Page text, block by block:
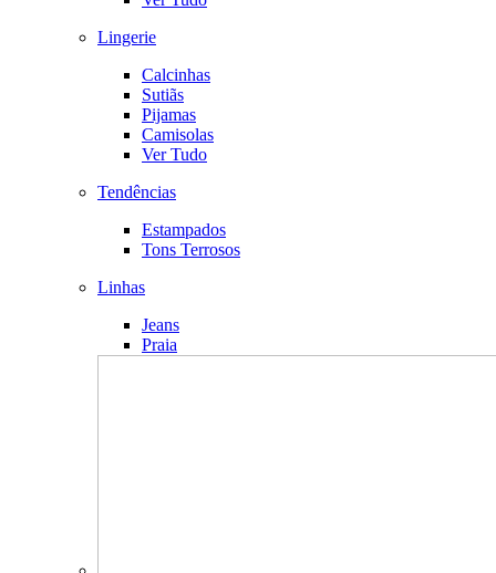
Lingerie
Calcinhas
Sutiãs
Pijamas
Camisolas
Ver Tudo
Tendências
Estampados
Tons Terrosos
Linhas
Jeans
Praia